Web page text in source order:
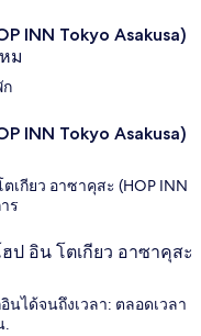
INN Tokyo Asakusa)
ม
INN Tokyo Asakusa)
กียว อาซาคุสะ (HOP INN
ร
ป อิน โตเกียว อาซาคุสะ
นได้จนถึงเวลา: ตลอดเวลา
.